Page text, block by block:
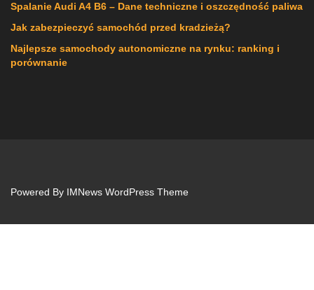
Spalanie Audi A4 B6 – Dane techniczne i oszczędność paliwa
Jak zabezpieczyć samochód przed kradzieżą?
Najlepsze samochody autonomiczne na rynku: ranking i
porównanie
Powered By IMNews WordPress Theme